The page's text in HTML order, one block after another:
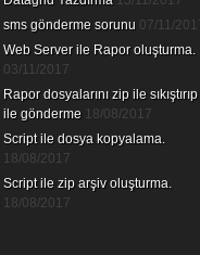
sms gönderme sorunu 07/11/
Web Server ile Rapor oluşturma.
03/11/2017
Rapor dosyalarını zip ile
ile gönderme 18/08/2017
Script ile dosya kopyalama.
18/08/2017
Script ile zip arşiv oluşturma.
18/08/2017